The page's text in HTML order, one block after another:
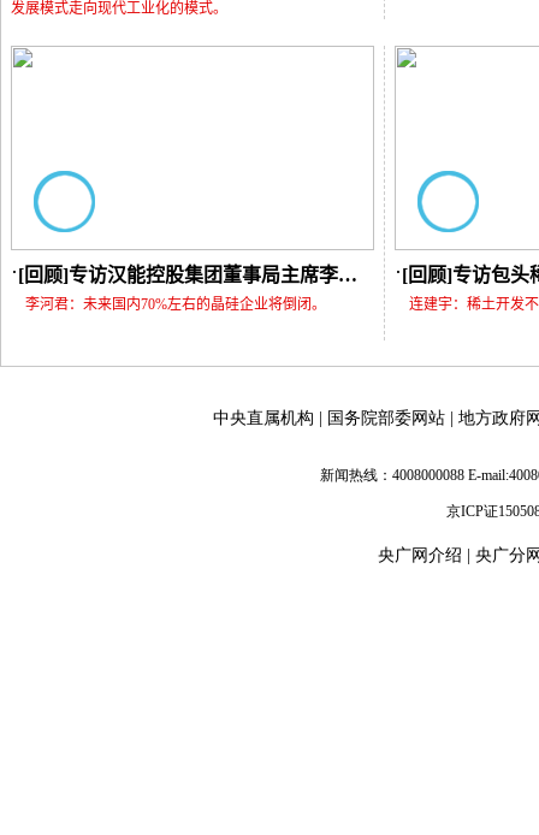
发展模式走向现代工业化的模式。
[回顾]专访汉能控股集团董事局主席李河君
李河君：未来国内70%左右的晶硅企业将倒闭。 连建宇：稀土开发